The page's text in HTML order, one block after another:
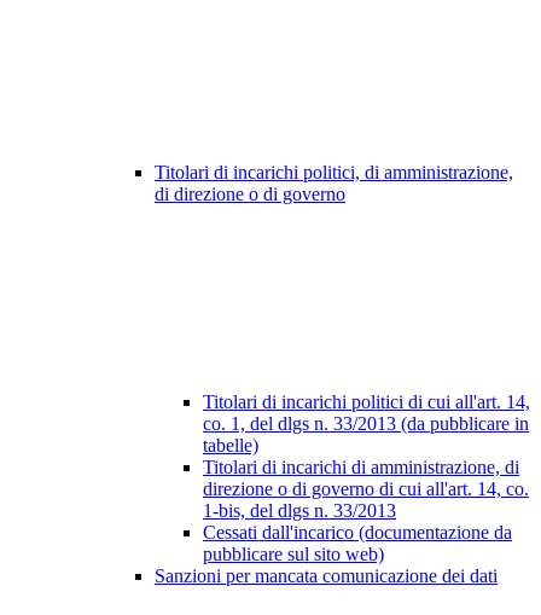
Titolari di incarichi politici, di amministrazione,
di direzione o di governo
Titolari di incarichi politici di cui all'art. 14,
co. 1, del dlgs n. 33/2013 (da pubblicare in
tabelle)
Titolari di incarichi di amministrazione, di
direzione o di governo di cui all'art. 14, co.
1-bis, del dlgs n. 33/2013
Cessati dall'incarico (documentazione da
pubblicare sul sito web)
Sanzioni per mancata comunicazione dei dati